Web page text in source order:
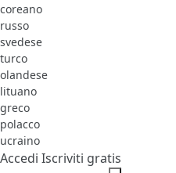
coreano
russo
svedese
turco
olandese
lituano
greco
polacco
ucraino
Accedi Iscriviti gratis